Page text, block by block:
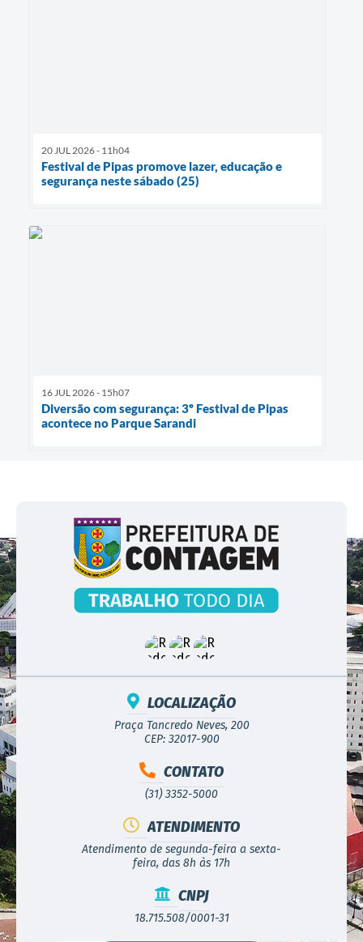
20 JUL 2026 - 11h04
Festival de Pipas promove lazer, educação e
segurança neste sábado (25)
16 JUL 2026 - 15h07
Diversão com segurança: 3º Festival de Pipas
acontece no Parque Sarandi
LOCALIZAÇÃO
Praça Tancredo Neves, 200
CEP: 32017-900
CONTATO
(31) 3352-5000
ATENDIMENTO
Atendimento de segunda-feira a sexta-
feira, das 8h às 17h
CNPJ
18.715.508/0001-31